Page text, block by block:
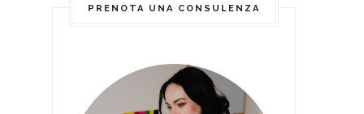
PRENOTA UNA CONSULENZA